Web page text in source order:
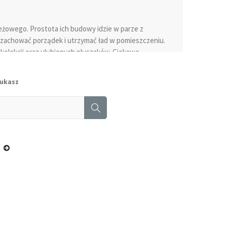
Prostota ich budowy idzie w parze z
porządek i utrzymać ład w pomieszczeniu.
oraz ulubionych pluszaków. Ciekawe
ich uniwersalność. To popularne meble do małych i
Tam bowiem oszczędność miejsca
są proste w montażu. Szeroki wybór wzorów i
oferta pólek wiszących do pokoju
Niewielkie zużycie materiałowe przekłada